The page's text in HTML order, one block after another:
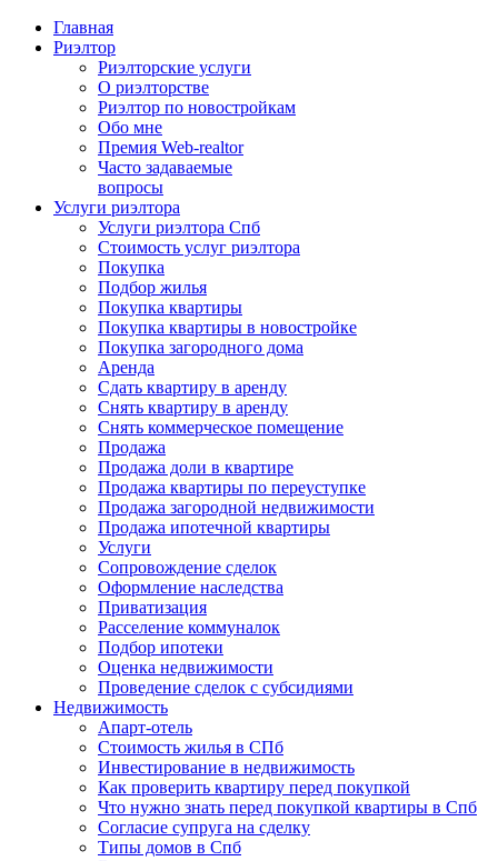
Главная
Риэлтор
Риэлторские услуги
О риэлторстве
Риэлтор по новостройкам
Обо мне
Премия Web-realtor
Часто задаваемые
вопросы
Услуги риэлтора
Услуги риэлтора Спб
Стоимость услуг риэлтора
Покупка
Подбор жилья
Покупка квартиры
Покупка квартиры в новостройке
Покупка загородного дома
Аренда
Сдать квартиру в аренду
Снять квартиру в аренду
Cнять коммерческое помещение
Продажа
Продажа доли в квартире
Продажа квартиры по переуступке
Продажа загородной недвижимости
Продажа ипотечной квартиры
Услуги
Сопровождение сделок
Оформление наследства
Приватизация
Расселение коммуналок
Подбор ипотеки
Оценка недвижимости
Проведение сделок с субсидиями
Недвижимость
Апарт-отель
Стоимость жилья в СПб
Инвестирование в недвижимость
Как проверить квартиру перед покупкой
Что нужно знать перед покупкой квартиры в Спб
Согласие супруга на сделку
Типы домов в Спб